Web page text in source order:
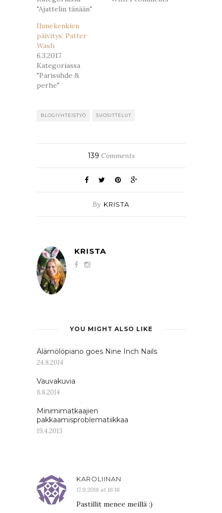
"Ajattelin tänään"
Ihmekenkien
päivitys: Patter
Wash
6.3.2017
Kategoriassa
"Parisuhde &
perhe"
BLOGIYHTEISTYÖ SUOSITTELUT
139 Comments
By KRISTA
KRISTA
YOU MIGHT ALSO LIKE
Älämölöpiano goes Nine Inch Nails
24.8.2014
Vauvakuvia
8.8.2014
Minimimatkaajien
pakkaamisproblematiikkaa
19.4.2013
KAROLIINAN
17.9.2018 at 16:18
Pastillit menee meillä :)